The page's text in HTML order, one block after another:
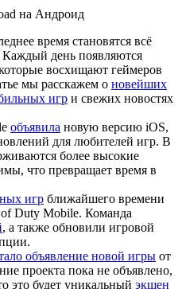
на Андроид
время становятся всё
день появляются
восхищают геймеров
мы расскажем о новейших
игр и свежих новостях
объявила новую версию iOS,
для любителей игр. В
более высокие
что превращает время в
игр ближайшего времени
of Duty Mobile. Команда
, а также обновили игровой
объявление новой игры от
проекта пока не объявлено,
это будет уникальный экшен